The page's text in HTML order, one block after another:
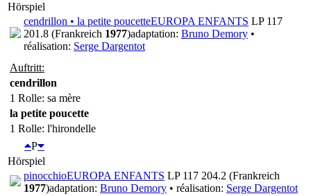
Hörspiel
cendrillon • la petite poucetteEUROPA ENFANTS LP 117
201.8 (Frankreich 1977)adaptation: Bruno Demory •
réalisation: Serge Dargentot
Auftritt:
cendrillon
1 Rolle: sa mère
la petite poucette
1 Rolle: l'hirondelle
P
Hörspiel
pinocchioEUROPA ENFANTS LP 117 204.2 (Frankreich
1977)adaptation: Bruno Demory • réalisation: Serge Dargentot